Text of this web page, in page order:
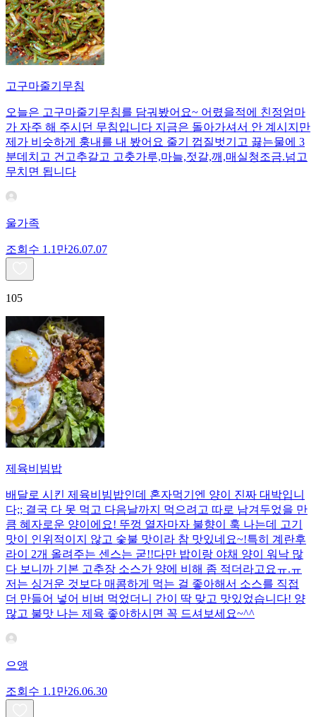
고구마줄기무침
오늘은 고구마줄기무침를 담궈봤어요~ 어렸을적에 친정엄마
가 자주 해 주시던 무침입니다 지금은 돌아가셔서 안 계시지만
제가 비슷하게 훙내를 내 봤어요 줄기 껍질벗기고 끓는물에 3
분데치고 건고추갈고 고춧가루,마늘,젓갈,깨,매실청조금.넘고
무치면 됩니다
울가족
조회수 1.1만26.07.07
105
제육비빔밥
배달로 시킨 제육비빔밥인데 혼자먹기엔 양이 진짜 대박입니
다;; 결국 다 못 먹고 다음날까지 먹으려고 따로 남겨두었을 만
큼 혜자로운 양이에요! 뚜껑 열자마자 불향이 훅 나는데 고기
맛이 인위적이지 않고 숯불 맛이라 참 맛있네요~!특히 계란후
라이 2개 올려주는 센스는 굳!! ​다만 밥이랑 야채 양이 워낙 많
다 보니까 기본 고추장 소스가 양에 비해 좀 적더라고요ㅠ.ㅠ
저는 싱거운 것보다 매콤하게 먹는 걸 좋아해서 소스를 직접
더 만들어 넣어 비벼 먹었더니 간이 딱 맞고 맛있었습니다! 양
많고 불맛 나는 제육 좋아하시면 꼭 드셔보세요~^^
으앵
조회수 1.1만26.06.30